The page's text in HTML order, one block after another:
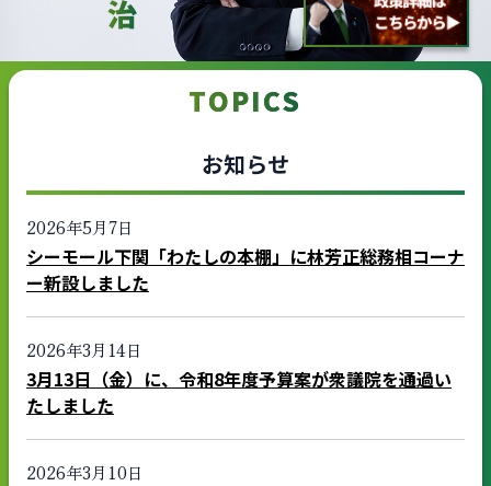
TOPICS
お知らせ
2026年5月7日
シーモール下関「わたしの本棚」に林芳正総務相コーナ
ー新設しました
2026年3月14日
3月13日（金）に、令和8年度予算案が衆議院を通過い
たしました
2026年3月10日